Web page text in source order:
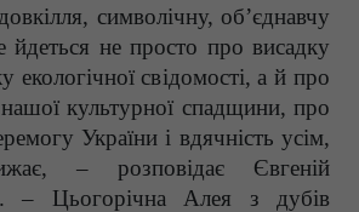
символічну, об’єднавчу
не просто про висадку
екологічної свідомості, а й про
культурної спадщини, про
України і вдячність усім,
– розповідає Євгеній
– Цьогорічна Алея з дубів